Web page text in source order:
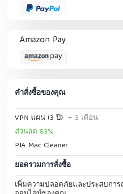
Amazon Pay
คำสั่งซื้อของคุณ
VPN แผน (3 ปี) + 3 เดือน
ส่วนลด 83%
PIA Mac Cleaner
ยอดรวมการสั่งซื้อ
เพิ่มความปลอดภัยและประสบกา